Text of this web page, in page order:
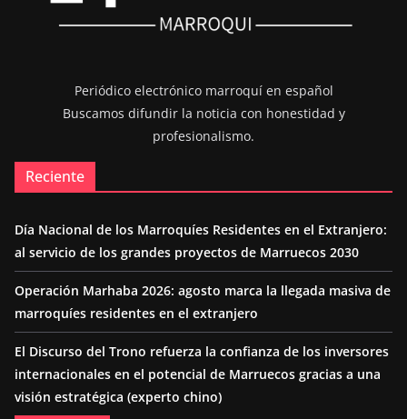
Periódico electrónico marroquí en español
Buscamos difundir la noticia con honestidad y
profesionalismo.
Reciente
Día Nacional de los Marroquíes Residentes en el Extranjero:
al servicio de los grandes proyectos de Marruecos 2030
Operación Marhaba 2026: agosto marca la llegada masiva de
marroquíes residentes en el extranjero
El Discurso del Trono refuerza la confianza de los inversores
internacionales en el potencial de Marruecos gracias a una
visión estratégica (experto chino)